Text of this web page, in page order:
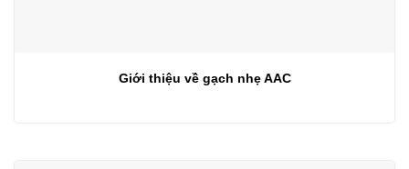
Giới thiệu về gạch nhẹ AAC